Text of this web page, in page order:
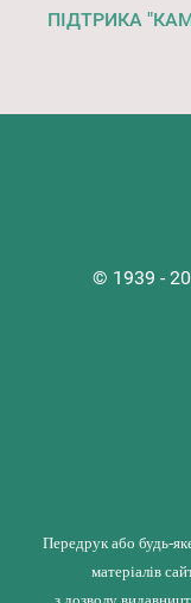
ПІДТРИКА
© 1939 -
Передрук або будь-
матеріалів